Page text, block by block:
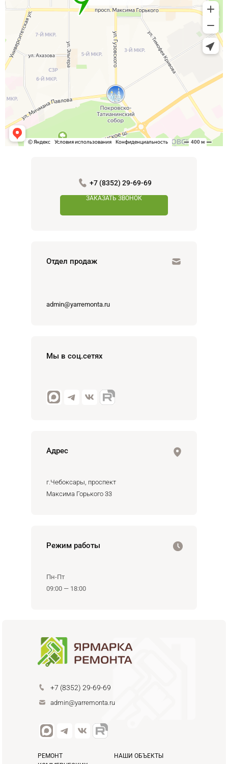
+7 (8352) 29-69-69
ЗАКАЗАТЬ ЗВОНОК
Отдел продаж
admin@yarremonta.ru
Мы в соц.сетях
Адрес
г.Чебоксары, проспект
Максима Горького 33
Режим работы
Пн-Пт
09:00 — 18:00
+7 (8352) 29-69-69
admin@yarremonta.ru
РЕМОНТ
НАШИ ОБЪЕКТЫ